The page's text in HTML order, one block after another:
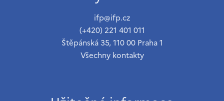
ifp@ifp.cz
(+420) 221 401 011
Štěpánská 35, 110 00 Praha 1
Všechny kontakty